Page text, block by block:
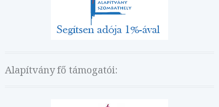
Alapítvány fő támogatói: